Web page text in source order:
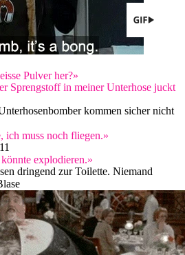
Pulver her?»
Sprengstoff in meiner Unterhose juckt
kommen sicher nicht
ich muss noch fliegen.»
explodieren.»
dringend zur Toilette. Niemand